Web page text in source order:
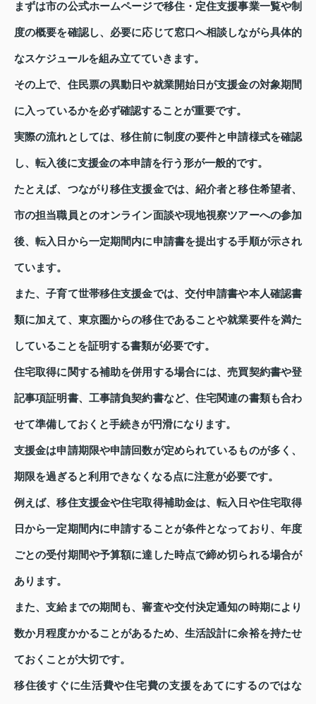
まずは市の公式ホームページで移住・定住支援事業一覧や制
度の概要を確認し、必要に応じて窓口へ相談しながら具体的
なスケジュールを組み立てていきます。
その上で、住民票の異動日や就業開始日が支援金の対象期間
に入っているかを必ず確認することが重要です。
実際の流れとしては、移住前に制度の要件と申請様式を確認
し、転入後に支援金の本申請を行う形が一般的です。
たとえば、つながり移住支援金では、紹介者と移住希望者、
市の担当職員とのオンライン面談や現地視察ツアーへの参加
後、転入日から一定期間内に申請書を提出する手順が示され
ています。
また、子育て世帯移住支援金では、交付申請書や本人確認書
類に加えて、東京圏からの移住であることや就業要件を満た
していることを証明する書類が必要です。
住宅取得に関する補助を併用する場合には、売買契約書や登
記事項証明書、工事請負契約書など、住宅関連の書類も合わ
せて準備しておくと手続きが円滑になります。
支援金は申請期限や申請回数が定められているものが多く、
期限を過ぎると利用できなくなる点に注意が必要です。
例えば、移住支援金や住宅取得補助金は、転入日や住宅取得
日から一定期間内に申請することが条件となっており、年度
ごとの受付期間や予算額に達した時点で締め切られる場合が
あります。
また、支給までの期間も、審査や交付決定通知の時期により
数か月程度かかることがあるため、生活設計に余裕を持たせ
ておくことが大切です。
移住後すぐに生活費や住宅費の支援をあてにするのではな